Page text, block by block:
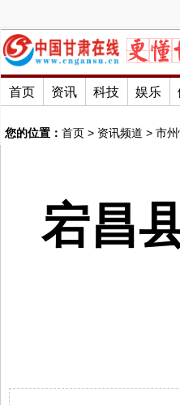
首页 资讯 科技 娱乐
您的位置： 首页 > 资讯频道 > 市
宕昌